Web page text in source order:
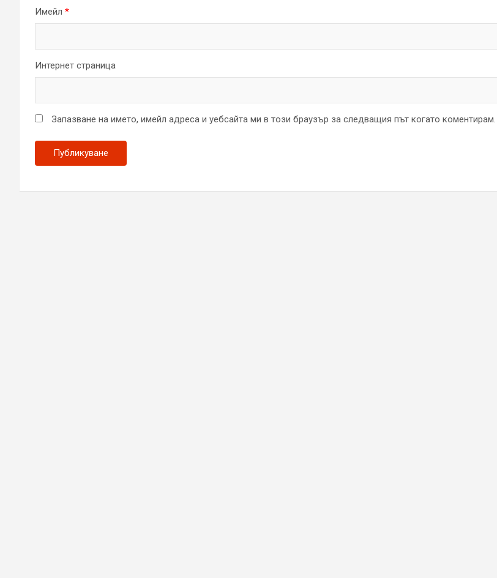
Имейл *
Интернет страница
Запазване на името, имейл адреса и уебсайта ми в този браузър за следващия път когато коментирам.